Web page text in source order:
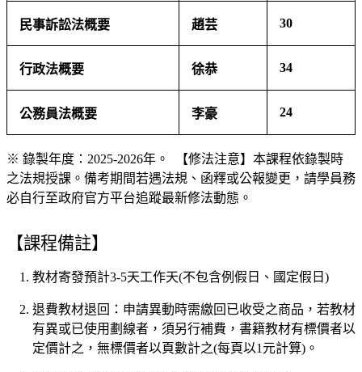
民事訴訟法概要 趙芸 30
行政法概要 徐恭 34
公務員法概要 李豪 24
※ 錄製年度：2025-2026年。 【修法注意】本課程依錄製時
之法規授課。備考期間若遇法規、函釋或公報變更，請學員務
必自行至政府官方平台追蹤最新修法動態。
【課程備註】
教材寄發預計3-5天工作天(不包含例假日、國定假日)
退費教材退回：申請異動時需繳回已收受之商品，若教材
有異或已使用劃線者，須另行補費，書籍教材有標價者以
定價計之，無標價者以頁數計之(每頁以1 元計算) 。